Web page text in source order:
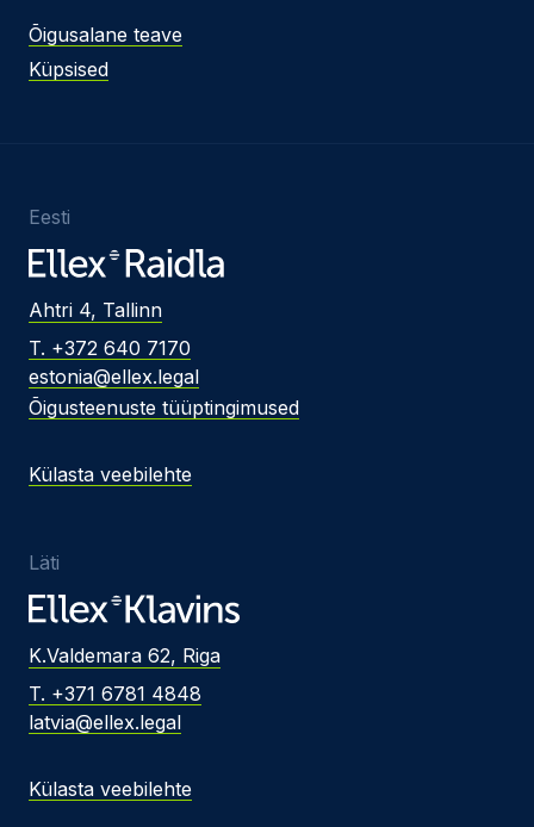
Õigusalane teave
Küpsised
Eesti
Ahtri 4, Tallinn
T. +372 640 7170
estonia@ellex.legal
Õigusteenuste tüüptingimused
Külasta veebilehte
Läti
K.Valdemara 62, Riga
T. +371 6781 4848
latvia@ellex.legal
Külasta veebilehte